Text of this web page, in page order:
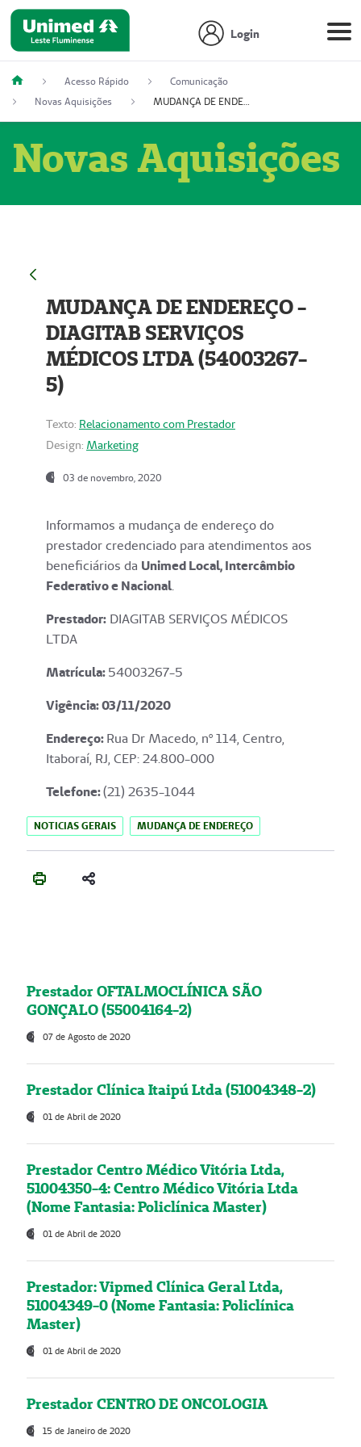
Login
Acesso Rápido
Comunicação
Novas Aquisições
MUDANÇA DE ENDEREÇO - DIAGITAB SERVIÇOS MÉDICOS LTDA (54003267-5)
Novas Aquisições
MUDANÇA DE ENDEREÇO -
DIAGITAB SERVIÇOS
MÉDICOS LTDA (54003267-
5)
Texto: Relacionamento com Prestador
Design: Marketing
03 de novembro, 2020
Informamos a mudança de endereço do
prestador credenciado para atendimentos aos
beneficiários da Unimed Local, Intercâmbio
Federativo e Nacional.
Prestador: DIAGITAB SERVIÇOS MÉDICOS
LTDA
Matrícula:54003267-5
Vigência: 03/11/2020
Endereço:Rua Dr Macedo, nº 114, Centro,
Itaboraí, RJ, CEP: 24.800-000
Telefone:(21) 2635-1044
NOTICIAS GERAIS MUDANÇA DE ENDEREÇO
Prestador OFTALMOCLÍNICA SÃO
GONÇALO (55004164-2)
07 de Agosto de 2020
Prestador Clínica Itaipú Ltda (51004348-2)
01 de Abril de 2020
Prestador Centro Médico Vitória Ltda,
51004350-4: Centro Médico Vitória Ltda
(Nome Fantasia: Policlínica Master)
01 de Abril de 2020
Prestador: Vipmed Clínica Geral Ltda,
51004349-0 (Nome Fantasia: Policlínica
Master)
01 de Abril de 2020
Prestador CENTRO DE ONCOLOGIA
15 de Janeiro de 2020